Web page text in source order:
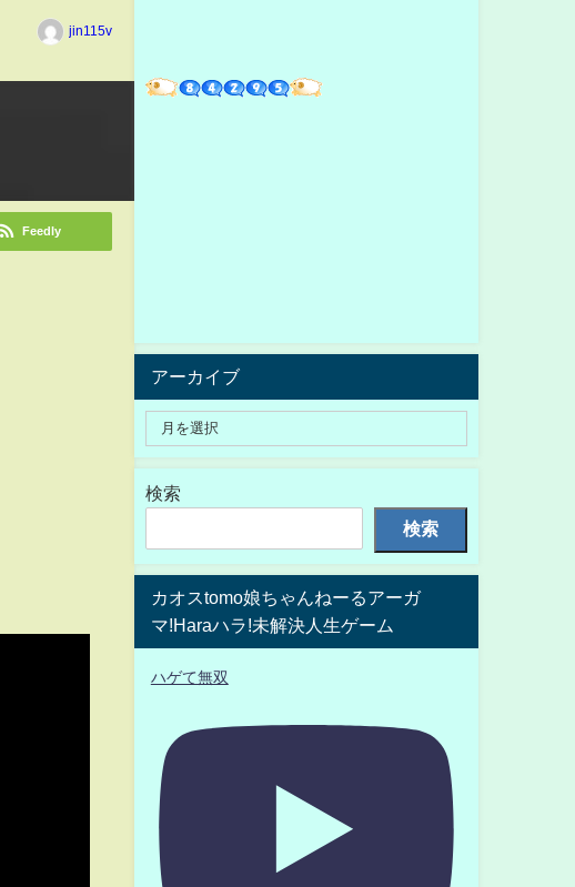
jin115v
Feedly
アーカイブ
検索
検索
カオスtomo娘ちゃんねーるアーガ
マ!Haraハラ!未解決人生ゲーム
ハゲて無双